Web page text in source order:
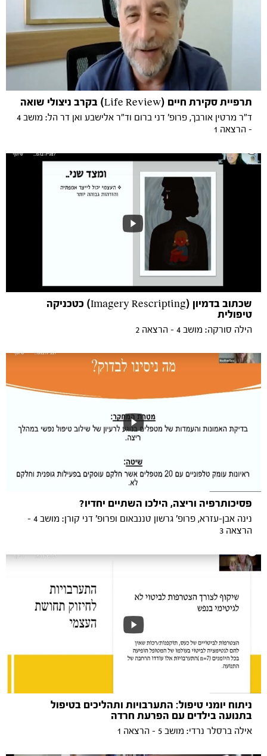
תרפיית סקירת חיים (Life Review) בקרב ניצולי שואה
ד"ר מרטין אורבך, פרופ' דני ברום וד"ר אלישבע ואן דר הל: מושב 4
- הרצאה 1
שכתוב בדמיון (Imagery Rescripting) כטכניקה
טיפולית
הילה סורקה: מושב 4 - הרצאה 2
פסיכותרפיה וריצה, הילכו השתיים יחדיו?
נינה אבן-עזרא, פרופ' גרשון טננבאום ופרופ' דני קורן: מושב 4 -
הרצאה 3
ניתוח יומני טיפול: התערבויות ותהליכים בטיפול
בתנועה בילדים עם הפרעת חרדה
אילה ברסלר נרדי: מושב 5 - הרצאה 1